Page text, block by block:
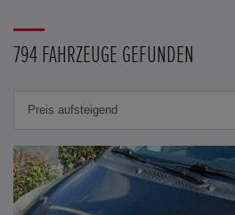
794 FAHRZEUGE GEFUNDEN